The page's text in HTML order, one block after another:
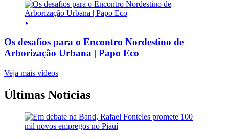
Os desafios para o Encontro Nordestino de
Arborização Urbana | Papo Eco
Veja mais vídeos
Últimas Notícias